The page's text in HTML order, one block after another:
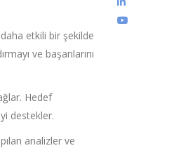
etkili bir şekilde
ve başarılarını
Hedef
destekler.
analizler ve